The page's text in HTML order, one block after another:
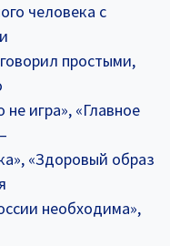
человека с
простыми,
игра», «Главное
«Здоровый образ
необходима»,